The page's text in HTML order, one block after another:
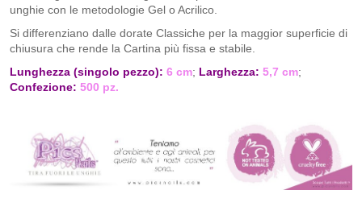
unghie con le metodologie Gel o Acrilico.
Si differenziano dalle dorate Classiche per la maggior superficie di
chiusura che rende la Cartina più fissa e stabile.
Lunghezza (singolo pezzo): 6 cm; Larghezza: 5,7 cm;
Confezione: 500 pz.